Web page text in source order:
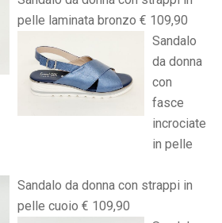
pelle laminata bronzo € 109,90
Sandalo
da donna
con
fasce
incrociate
in pelle
Sandalo da donna con strappi in
pelle cuoio € 109,90